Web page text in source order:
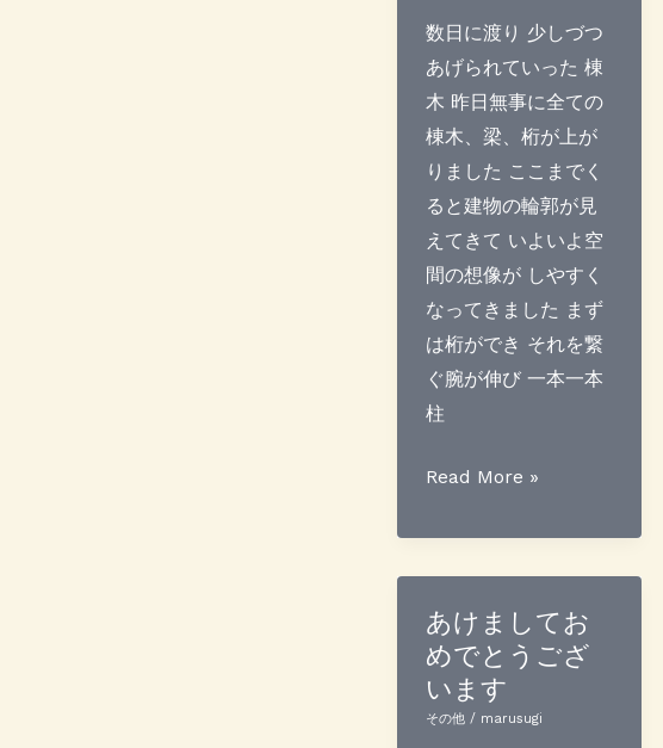
間
近
数日に渡り 少しづつ
あげられていった 棟
木 昨日無事に全ての
棟木、梁、桁が上が
りました ここまでく
ると建物の輪郭が見
えてきて いよいよ空
間の想像が しやすく
なってきました まず
は桁ができ それを繋
ぐ腕が伸び 一本一本
柱
棟
げ
が
完
了
Read More »
あけましてお
めでとうござ
います
その他 / marusugi